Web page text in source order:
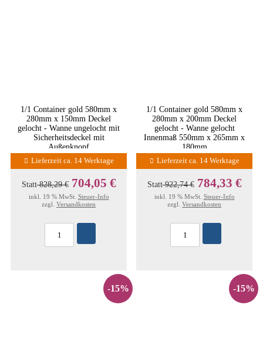
1/1 Container gold 580mm x
280mm x 150mm Deckel
gelocht - Wanne ungelocht mit
Sicherheitsdeckel mit
Außenknopf
Lieferzeit ca. 14 Werktage
Statt828,29 € 704,05 €
inkl. 19 % MwSt. Steuer-Info
zzgl. Versandkosten
1/1 Container gold 580mm x
280mm x 200mm Deckel
gelocht - Wanne gelocht
Innenmaß 550mm x 265mm x
180mm
Lieferzeit ca. 14 Werktage
Statt922,74 € 784,33 €
inkl. 19 % MwSt. Steuer-Info
zzgl. Versandkosten
-15% -15%